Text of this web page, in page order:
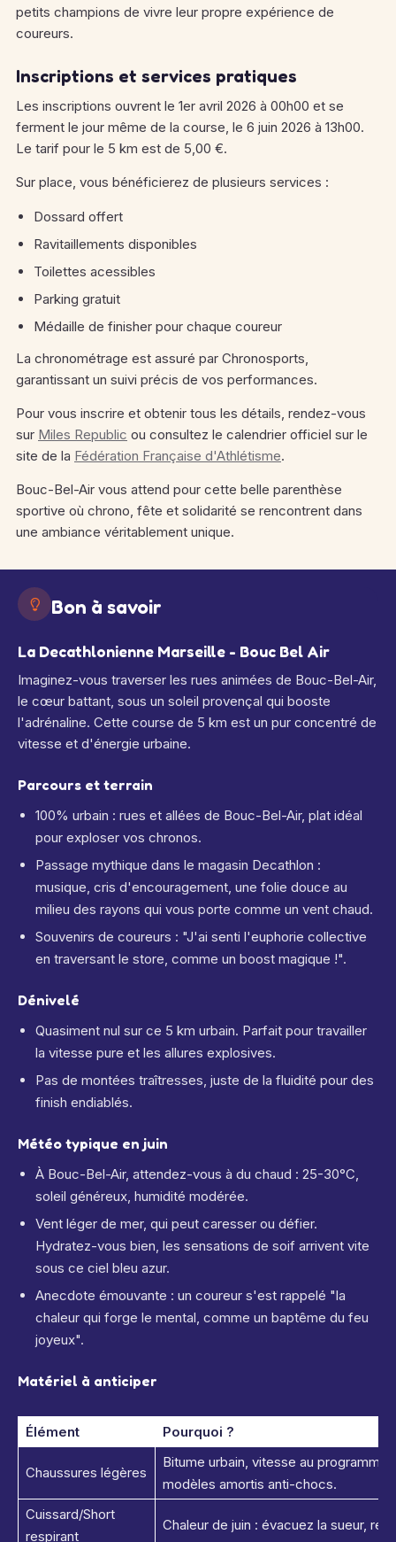
petits champions de vivre leur propre expérience de
coureurs.
Inscriptions et services pratiques
Les inscriptions ouvrent le 1er avril 2026 à 00h00 et se
ferment le jour même de la course, le 6 juin 2026 à 13h00.
Le tarif pour le 5 km est de 5,00 €.
Sur place, vous bénéficierez de plusieurs services :
Dossard offert
Ravitaillements disponibles
Toilettes acessibles
Parking gratuit
Médaille de finisher pour chaque coureur
La chronométrage est assuré par Chronosports,
garantissant un suivi précis de vos performances.
Pour vous inscrire et obtenir tous les détails, rendez-vous
sur Miles Republic ou consultez le calendrier officiel sur le
site de la Fédération Française d'Athlétisme.
Bouc-Bel-Air vous attend pour cette belle parenthèse
sportive où chrono, fête et solidarité se rencontrent dans
une ambiance véritablement unique.
Bon à savoir
La Decathlonienne Marseille - Bouc Bel Air
Imaginez-vous traverser les rues animées de Bouc-Bel-Air,
le cœur battant, sous un soleil provençal qui booste
l'adrénaline. Cette course de 5 km est un pur concentré de
vitesse et d'énergie urbaine.
Parcours et terrain
100% urbain : rues et allées de Bouc-Bel-Air, plat idéal
pour exploser vos chronos.
Passage mythique dans le magasin Decathlon :
musique, cris d'encouragement, une folie douce au
milieu des rayons qui vous porte comme un vent chaud.
Souvenirs de coureurs : "J'ai senti l'euphorie collective
en traversant le store, comme un boost magique !".
Dénivelé
Quasiment nul sur ce 5 km urbain. Parfait pour travailler
la vitesse pure et les allures explosives.
Pas de montées traîtresses, juste de la fluidité pour des
finish endiablés.
Météo typique en juin
À Bouc-Bel-Air, attendez-vous à du chaud : 25-30°C,
soleil généreux, humidité modérée.
Vent léger de mer, qui peut caresser ou défier.
Hydratez-vous bien, les sensations de soif arrivent vite
sous ce ciel bleu azur.
Anecdote émouvante : un coureur s'est rappelé "la
chaleur qui forge le mental, comme un baptême du feu
joyeux".
Matériel à anticiper
Élément Pourquoi ?
Chaussures légères
Bitume urbain, vitesse au
modèles amortis anti-chocs.
Cuissard/Short
respirant
Chaleur de juin : évacuez la sueur,